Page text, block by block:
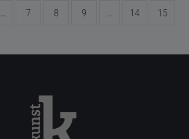
… 7 8 9 … 14 15